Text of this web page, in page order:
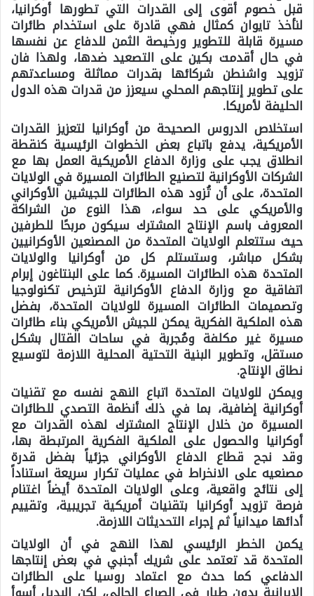
قبل خصوم أقوى إلى القدرات التي تطورها أوكرانيا،
لنأخذ تايوان كمثال فهي قادرة على استخدام طائرات
مسيرة قابلة للتطوير ورخيصة الثمن للدفاع عن نفسها
في حال أقدمت بكين على التصعيد ضدها، ولهذا فان
تزويد واشنطن شركائها بقدرات مماثلة ومساعدتهم
على تطوير إنتاجهم المحلي سيعزز من قدرات هذه الدول
الحليفة لأمريكا.
استخلاص الدروس الصحيحة من أوكرانيا لتعزيز القدرات
الأمريكية، يدفع باتباع بعض الخطوات الرئيسية كنقطة
انطلاق يجب على وزارة الدفاع الأمريكية العمل بها مع
الشركات الأوكرانية لتصنيع الطائرات المسيرة في الولايات
المتحدة، على أن تُزود هذه الطائرات للجيشين الأوكراني
والأمريكي على حد سواء، هذا النوع من الشراكة
المعروف باسم الإنتاج المشترك سيكون مربحًا للطرفين
حيث ستتعلم الولايات المتحدة من المصنعين الأوكرانيين
بشكل مباشر، وستستلم كل من أوكرانيا والولايات
المتحدة هذه الطائرات المسيرة. كما على البنتاغون إبرام
اتفاقية مع وزارة الدفاع الأوكرانية لترخيص تكنولوجيا
وتصميمات الطائرات المسيرة للولايات المتحدة، بفضل
هذه الملكية الفكرية يمكن للجيش الأمريكي بناء طائرات
مسيرة غير مكلفة ومُجربة في ساحات القتال بشكل
مستقل، وتطوير البنية التحتية المحلية اللازمة لتوسيع
نطاق الإنتاج.
ويمكن للولايات المتحدة اتباع النهج نفسه مع تقنيات
أوكرانية إضافية، بما في ذلك أنظمة التصدي للطائرات
المسيرة من خلال الإنتاج المشترك لهذه القدرات مع
أوكرانيا والحصول على الملكية الفكرية المرتبطة بها،
وقد نجح قطاع الدفاع الأوكراني جزئياً بفضل قدرة
مصنعيه على الانخراط في عمليات تكرار سريعة استناداً
إلى نتائج واقعية، وعلى الولايات المتحدة أيضاً اغتنام
فرصة تزويد أوكرانيا بتقنيات أمريكية تجريبية، وتقييم
أدائها ميدانياً ثم إجراء التحديثات اللازمة.
يكمن الخطر الرئيسي لهذا النهج في أن الولايات
المتحدة قد تعتمد على شريك أجنبي في بعض إنتاجها
الدفاعي كما حدث مع اعتماد روسيا على الطائرات